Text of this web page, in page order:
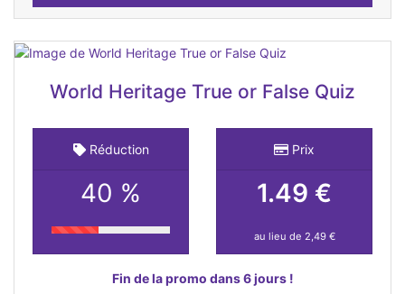
World Heritage True or False Quiz
Réduction
40 %
Prix
1.49 €
au lieu de 2,49 €
Fin de la promo dans 6 jours !